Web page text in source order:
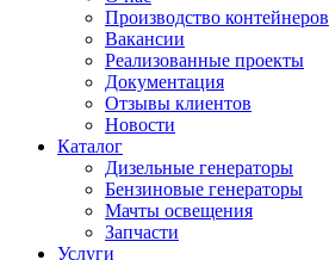
Производство контейнеров
Вакансии
Реализованные проекты
Документация
Отзывы клиентов
Новости
Каталог
Дизельные генераторы
Бензиновые генераторы
Мачты освещения
Запчасти
Услуги